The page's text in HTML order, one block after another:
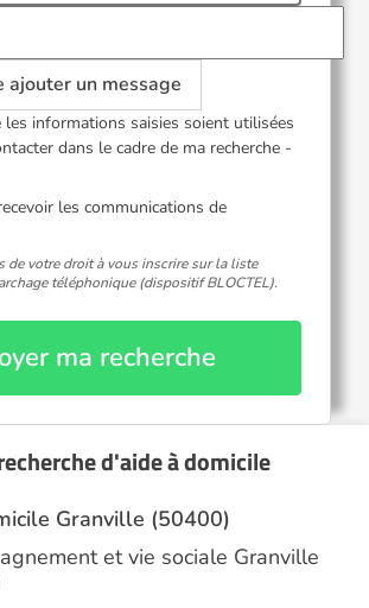
ajouter un message
les informations saisies soient utilisées
dans le cadre de ma recherche -
les communications de
de votre droit à vous inscrire sur la liste
téléphonique (dispositif BLOCTEL).
ma recherche
d'aide à domicile
Granville (50400)
et vie sociale Granville